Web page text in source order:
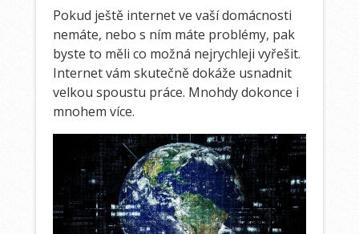
Pokud ještě internet ve vaší domácnosti
nemáte, nebo s ním máte problémy, pak
byste to měli co možná nejrychleji vyřešit.
Internet vám skutečně dokáže usnadnit
velkou spoustu práce. Mnohdy dokonce i
mnohem více.